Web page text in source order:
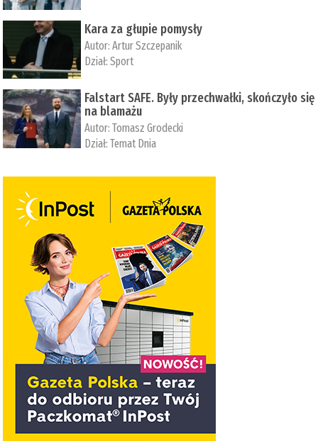
Kara za głupie pomysły
Autor:Artur Szczepanik
Dział:Sport
Falstart SAFE. Były przechwałki, skończyło się
na blamażu
Autor:Tomasz Grodecki
Dział:Temat Dnia